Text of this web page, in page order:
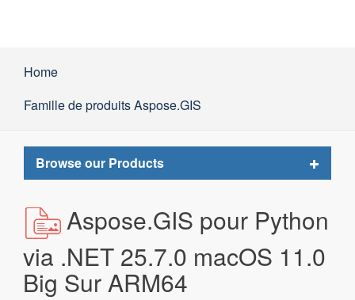
Home
Famille de produits Aspose.GIS
Browse our Products
Toggle
Aspose.GIS pour Python
via .NET 25.7.0 macOS 11.0
Big Sur ARM64